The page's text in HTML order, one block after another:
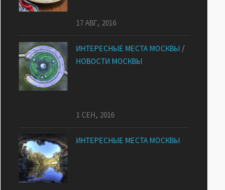
17 АВГ, 2016
ИНТЕРЕСНЫЕ МЕСТА МОСКВЫ /
НОВОСТИ МОСКВЫ
1 СЕН, 2016
ИНТЕРЕСНЫЕ МЕСТА МОСКВЫ